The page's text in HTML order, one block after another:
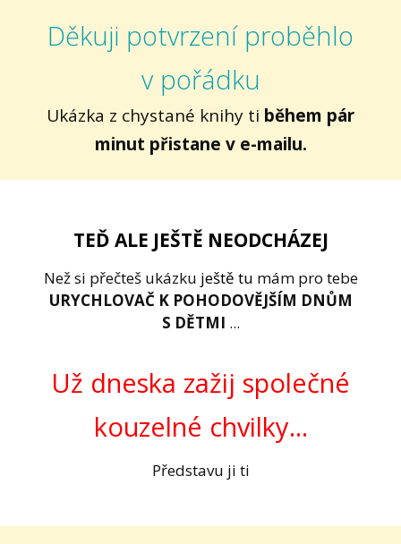
Děkuji potvrzení proběhlo
v pořádku
Ukázka z chystané knihy ti během pár
minut přistane v e-mailu.
TEĎ ALE JEŠTĚ NEODCHÁZEJ
Než si přečteš ukázku ještě tu mám pro tebe
URYCHLOVAČ K POHODOVĚJŠÍM DNŮM
S DĚTMI ...
Už dneska zažij společné
kouzelné chvilky...
Představu ji ti